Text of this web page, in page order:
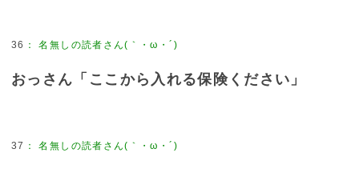
36 ：名無しの読者さん(｀・ω・´)
おっさん「ここから入れる保険ください」
37 ：名無しの読者さん(｀・ω・´)